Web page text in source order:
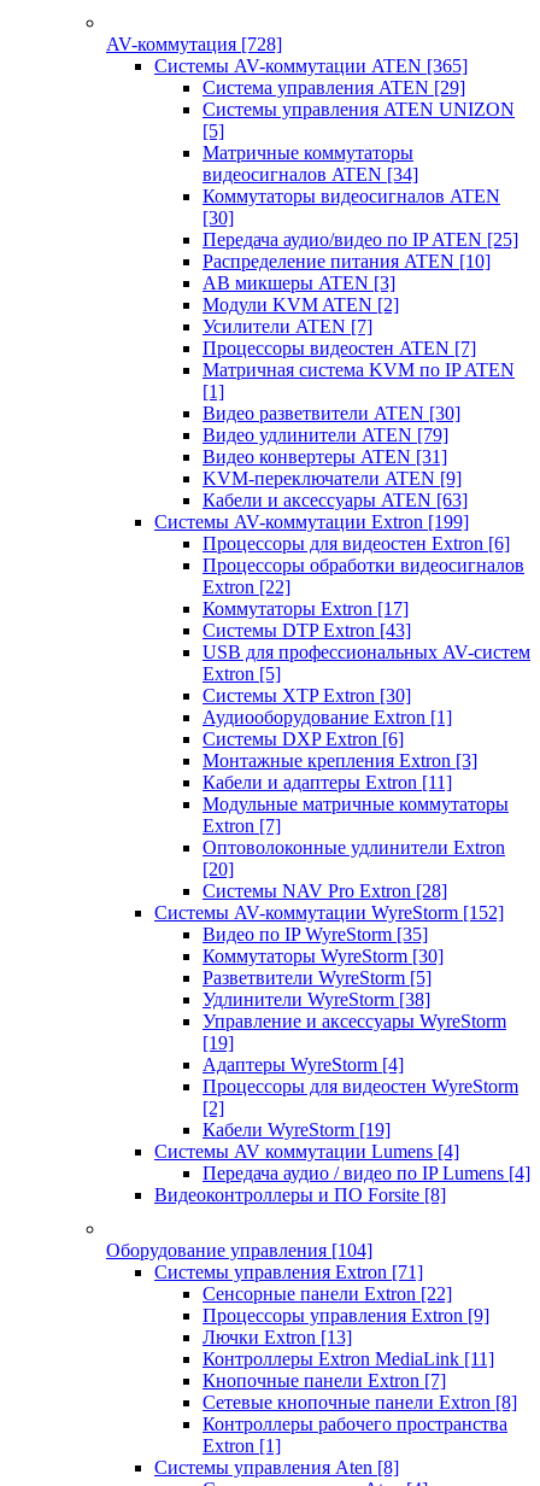
AV-коммутация [728]
Системы AV-коммутации ATEN [365]
Система управления ATEN [29]
Системы управления ATEN UNIZON
[5]
Матричные коммутаторы
видеосигналов ATEN [34]
Коммутаторы видеосигналов ATEN
[30]
Передача аудио/видео по IP ATEN [25]
Распределение питания ATEN [10]
АВ микшеры ATEN [3]
Модули KVM ATEN [2]
Усилители ATEN [7]
Процессоры видеостен ATEN [7]
Матричная система KVM по IP ATEN
[1]
Видео разветвители ATEN [30]
Видео удлинители ATEN [79]
Видео конвертеры ATEN [31]
KVM-переключатели ATEN [9]
Кабели и аксессуары ATEN [63]
Системы AV-коммутации Extron [199]
Процессоры для видеостен Extron [6]
Процессоры обработки видеосигналов
Extron [22]
Коммутаторы Extron [17]
Системы DTP Extron [43]
USB для профессиональных AV-систем
Extron [5]
Системы XTP Extron [30]
Аудиооборудование Extron [1]
Системы DXP Extron [6]
Монтажные крепления Extron [3]
Кабели и адаптеры Extron [11]
Модульные матричные коммутаторы
Extron [7]
Оптоволоконные удлинители Extron
[20]
Системы NAV Pro Extron [28]
Системы AV-коммутации WyreStorm [152]
Видео по IP WyreStorm [35]
Коммутаторы WyreStorm [30]
Разветвители WyreStorm [5]
Удлинители WyreStorm [38]
Управление и аксессуары WyreStorm
[19]
Адаптеры WyreStorm [4]
Процессоры для видеостен WyreStorm
[2]
Кабели WyreStorm [19]
Системы AV коммутации Lumens [4]
Передача аудио / видео по IP Lumens [4]
Видеоконтроллеры и ПО Forsite [8]
Оборудование управления [104]
Системы управления Extron [71]
Сенсорные панели Extron [22]
Процессоры управления Extron [9]
Лючки Extron [13]
Контроллеры Extron MediaLink [11]
Кнопочные панели Extron [7]
Сетевые кнопочные панели Extron [8]
Контроллеры рабочего пространства
Extron [1]
Системы управления Aten [8]